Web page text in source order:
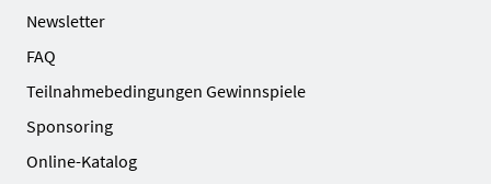
Newsletter
FAQ
Teilnahmebedingungen Gewinnspiele
Sponsoring
Online-Katalog